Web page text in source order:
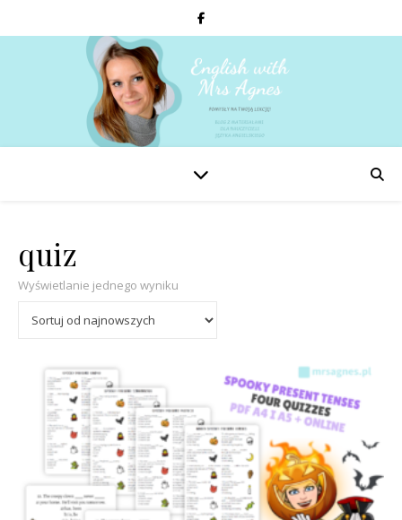
quiz
Wyświetlanie jednego wyniku